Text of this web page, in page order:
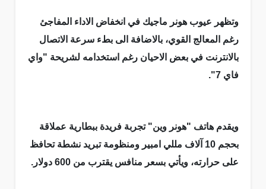
وتظهر عيوب هونر ماجيك في انخفاض الاداء المفاجئ
رغم المعالج القوي، بالاضافة الى بطء سرعة الاتصال
بالانترنت في بعض الاحيان رغم استخدامه لشريحة "واي
فاي 7".
ويقدم هاتف "هونر وين" تجربة فريدة ببطارية عملاقة
بحجم 10 آلاف مللي امبير ومنظومة تبريد نشطة تحافظ
على حرارته، ويأتي بسعر منافس يقترب من 600 دولار.